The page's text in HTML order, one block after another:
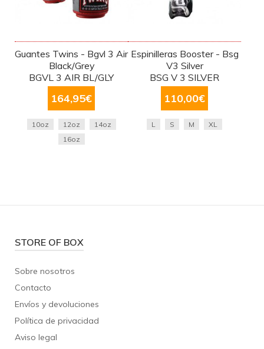
Guantes Twins - Bgvl 3 Air
Black/Grey
BGVL 3 AIR BL/GLY
164,95€
10oz 12oz
14oz
16oz
Espinilleras Booster - Bsg
V3 Silver
BSG V 3 SILVER
110,00€
L S M XL
STORE OF BOX
Sobre nosotros
Contacto
Envíos y devoluciones
Política de privacidad
Aviso legal